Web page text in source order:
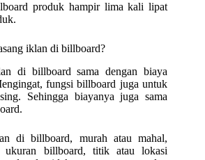
produk hampir lima kali lipat
iklan di billboard?
di billboard sama dengan biaya
fungsi billboard juga untuk
Sehingga biayanya juga sama
di billboard, murah atau mahal,
ukuran billboard, titik atau lokasi